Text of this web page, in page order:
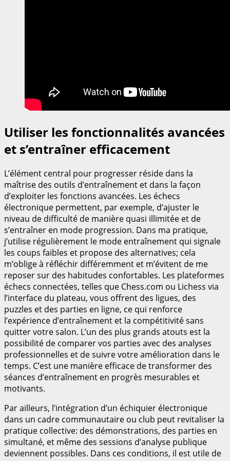
Utiliser les fonctionnalités avancées
et s’entraîner efficacement
L’élément central pour progresser réside dans la
maîtrise des outils d’entraînement et dans la façon
d’exploiter les fonctions avancées. Les échecs
électronique permettent, par exemple, d’ajuster le
niveau de difficulté de manière quasi illimitée et de
s’entraîner en mode progression. Dans ma pratique,
j’utilise régulièrement le mode entraînement qui signale
les coups faibles et propose des alternatives; cela
m’oblige à réfléchir différemment et m’évitent de me
reposer sur des habitudes confortables. Les plateformes
échecs connectées, telles que Chess.com ou Lichess via
l’interface du plateau, vous offrent des ligues, des
puzzles et des parties en ligne, ce qui renforce
l’expérience d’entraînement et la compétitivité sans
quitter votre salon. L’un des plus grands atouts est la
possibilité de comparer vos parties avec des analyses
professionnelles et de suivre votre amélioration dans le
temps. C’est une manière efficace de transformer des
séances d’entraînement en progrès mesurables et
motivants.
Par ailleurs, l’intégration d’un échiquier électronique
dans un cadre communautaire ou club peut revitaliser la
pratique collective: des démonstrations, des parties en
simultané, et même des sessions d’analyse publique
deviennent possibles. Dans ces conditions, il est utile de